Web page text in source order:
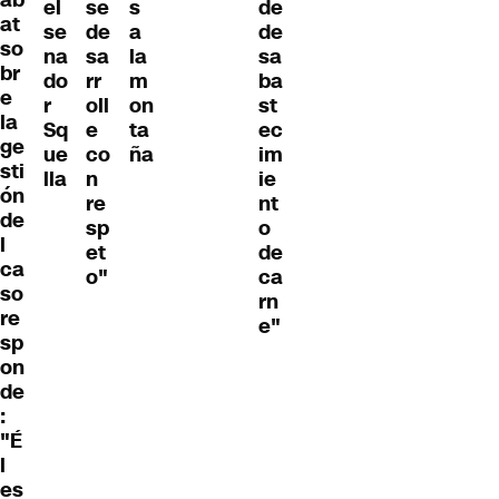
at
so
br
e
la
ge
sti
ón
de
l
ca
so
re
sp
on
de
:
"É
l
es
el
se
na
do
r
Sq
ue
lla
se
de
sa
rr
oll
e
co
n
re
sp
et
o"
s
a
la
m
on
ta
ña
de
de
sa
ba
st
ec
im
ie
nt
o
de
ca
rn
e"